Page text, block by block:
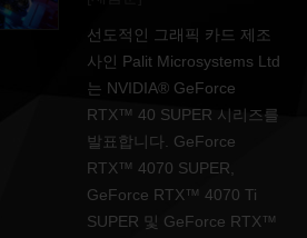
선도적인 그래픽 카드 제조
사인 Palit Microsystems Ltd
는 NVIDIA® GeForce
RTX™ 40 SUPER 시리즈를
발표합니다. GeForce
RTX™ 4070 SUPER,
GeForce RTX™ 4070 Ti
SUPER 및 GeForce RTX™